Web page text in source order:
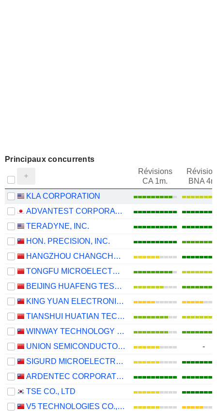
Principaux concurrents
Révisions
CA 1m.
BNA
KLA CORPORATION
ADVANTEST CORPORATION
TERADYNE, INC.
HON. PRECISION, INC.
HANGZHOU CHANGCHUAN TECHNOLOGY CO.,LTD
TONGFU MICROELECTRONICS CO.,LTD
BEIJING HUAFENG TEST & CONTROL TECHNOLOGY CO.,LTD.
KING YUAN ELECTRONICS CO., LTD.
TIANSHUI HUATIAN TECHNOLOGY CO., LTD.
WINWAY TECHNOLOGY CO., LTD.
UNION SEMICONDUCTOR (HEFEI) CO., LTD.
-
SIGURD MICROELECTRONICS CORPORATION
ARDENTEC CORPORATION
TSE CO., LTD
V5 TECHNOLOGIES CO., LTD.